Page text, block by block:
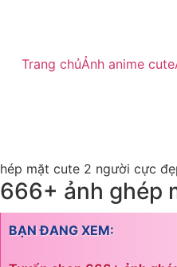
Trang chủẢnh anime cute
mặt cute 2 người cực
ảnh ghép
BẠN ĐANG XEM: